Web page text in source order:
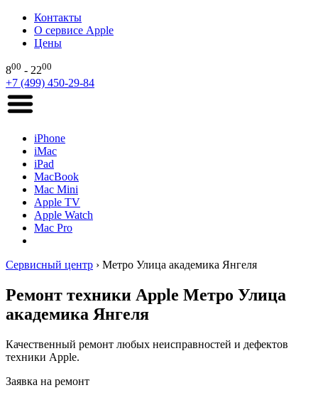
Контакты
О сервисе Apple
Цены
800 - 2200
+7 (499) 450-29-84
iPhone
iMac
iPad
MacBook
Mac Mini
Apple TV
Apple Watch
Mac Pro
Сервисный центр › Метро Улица академика Янгеля
Ремонт техники Apple Метро Улица
академика Янгеля
Качественный ремонт любых неисправностей и дефектов
техники Apple.
Заявка на ремонт